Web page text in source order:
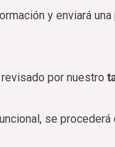
y enviará
por nuestro
se